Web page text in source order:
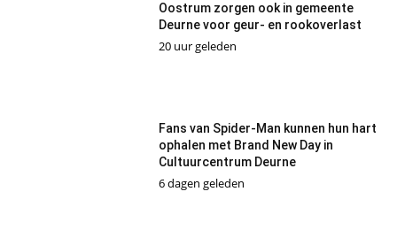
Oostrum zorgen ook in gemeente
Deurne voor geur- en rookoverlast
20 uur geleden
Fans van Spider-Man kunnen hun hart
ophalen met Brand New Day in
Cultuurcentrum Deurne
6 dagen geleden